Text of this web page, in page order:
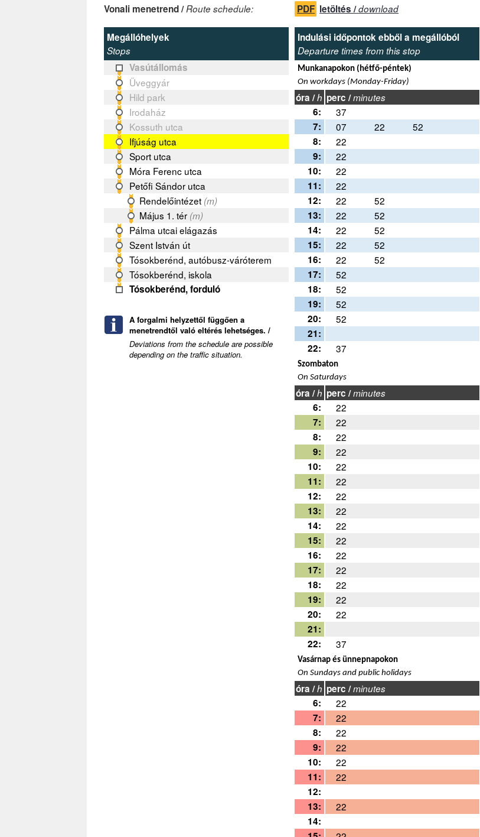
Vonali menetrend /Route schedule: PDF letöltés /download
Megállóhelyek
Stops
Vasútállomás
Üveggyár
Hild park
Irodaház
Kossuth utca
Ifjúság utca
Sport utca
Móra Ferenc utca
Petőfi Sándor utca
Rendelőintézet (m)
Május 1. tér (m)
Pálma utcai elágazás
Szent István út
Tósokberénd, autóbusz-váróterem
Tósokberénd, iskola
Tósokberénd, forduló
A forgalmi helyzettől függően a
menetrendtől való eltérés lehetséges. /
Deviations from the schedule are possible
depending on the traffic situation.
Indulási időpontok ebből a megállóból
Departure times from this stop
Munkanapokon (hétfő-péntek)
On workdays (Monday-Friday)
óra /h perc /minutes
6:
37
7:
07 22
52
8:
22
9:
22
10:
22
11:
22
12:
22
52
13:
22
52
14:
22
52
15:
22
52
16:
22
52
17:
52
18:
52
19:
52
20:
52
21:
22:
37
Szombaton
On Saturdays
óra /h perc /minutes
6:
22
7:
22
8:
22
9:
22
10:
22
11:
22
12:
22
13:
22
14:
22
15:
22
16:
22
17:
22
18:
22
19:
22
20:
22
21:
22:
37
Vasárnap és ünnepnapokon
On Sundays and public holidays
óra /h perc /minutes
6:
22
7:
22
8:
22
9:
22
10:
22
11:
22
12:
13:
22
14: